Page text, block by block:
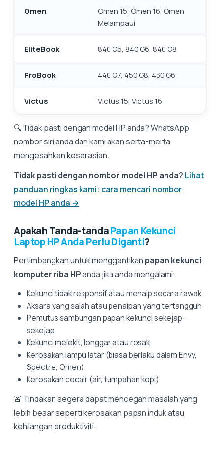
Omen
Omen 15, Omen 16, Omen
Melampaui
EliteBook 840 G5, 840 G6, 840 G8
ProBook 440 G7, 450 G8, 430 G6
Victus Victus 15, Victus 16
🔍 Tidak pasti dengan model HP anda? WhatsApp
nombor siri anda dan kami akan serta-merta
mengesahkan keserasian.
Tidak pasti dengan nombor model HP anda? Lihat
panduan ringkas kami: cara mencari nombor
model HP anda →
Apakah Tanda-tandaPapan Kekunci
Laptop HP Anda Perlu Diganti?
Pertimbangkan untuk menggantikan papan kekunci
komputer riba HPanda jika anda mengalami:
Kekunci tidak responsif atau menaip secara rawak
Aksara yang salah atau penaipan yang tertangguh
Pemutus sambungan papan kekunci sekejap-
sekejap
Kekunci melekit, longgar atau rosak
Kerosakan lampu latar (biasa berlaku dalam Envy,
Spectre, Omen)
Kerosakan cecair (air, tumpahan kopi)
🚨 Tindakan segera dapat mencegah masalah yang
lebih besar seperti kerosakan papan induk atau
kehilangan produktiviti.